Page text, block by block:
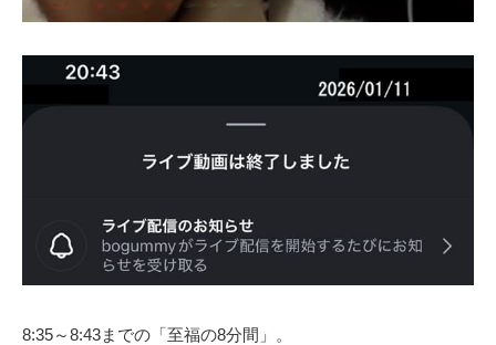
8:35～8:43までの「至福の8分間」。